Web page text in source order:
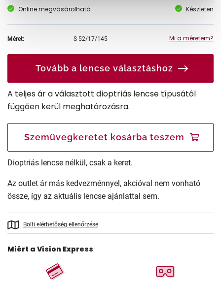
Online megvásárolható Készleten
Méret: S 52/17/145 Mi a méretem?
Tovább a lencse választáshoz
A teljes ár a választott dioptriás lencse típusától
függően kerül meghatározásra.
Szemüvegkeretet kosárba teszem
Dioptriás lencse nélkül, csak a keret.
Az outlet ár más kedvezménnyel, akcióval nem vonható
össze, így az aktuális lencse ajánlattal sem.
Bolti elérhetőség ellenőrzése
Miért a Vision Express